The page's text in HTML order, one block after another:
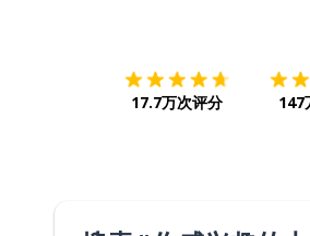
17.7万次评分 147